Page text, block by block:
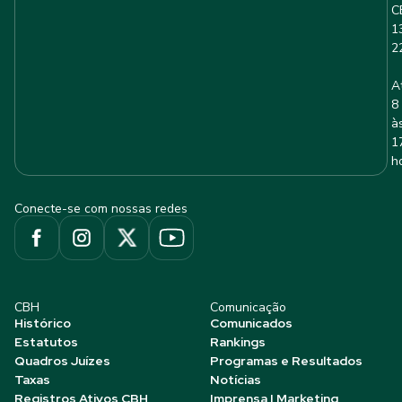
8
Conecte-se com nossas redes
CBH
Histórico
Estatutos
Quadros Juízes
Taxas
Registros Ativos CBH
Comunicação
Comunicados
Rankings
Programas e Resultados
Notícias
Imprensa | Marketing